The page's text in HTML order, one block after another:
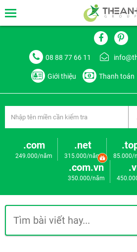
08 88 77 66 11
Giới thiệu Thanh toán
.com
249.000/năm
.net
315.000/năm 85.000/
.com.vn
350.000/năm